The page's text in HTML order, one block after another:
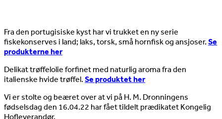
Fra den portugisiske kyst har vi trukket en ny serie
fiskekonserves i land; laks, torsk, små hornfisk og ansjoser. Se
produkterne her
Delikat trøffelolie forfinet med naturlig aroma fra den
italienske hvide trøffel. Se produktet her
Vi er stolte og beæret over at vi på H. M. Dronningens
fødselsdag den 16.04.22 har fået tildelt prædikatet Kongelig
Hofleverandør.